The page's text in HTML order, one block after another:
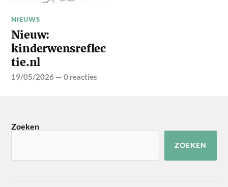
NIEUWS
Nieuw:
kinderwensreflec
tie.nl
19/05/2026 —0 reacties
Zoeken
ZOEKEN